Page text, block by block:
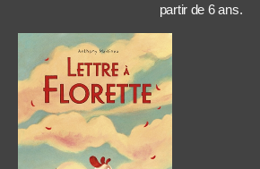
partir de 6 ans.